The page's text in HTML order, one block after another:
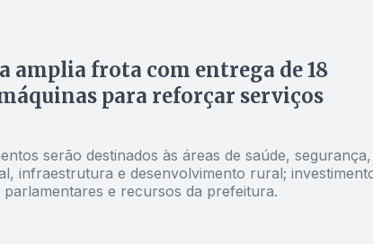
amplia frota com entrega de 18
para reforçar serviços
serão destinados às áreas de saúde, segurança,
infraestrutura e desenvolvimento rural;
parlamentares e recursos da prefeitura.